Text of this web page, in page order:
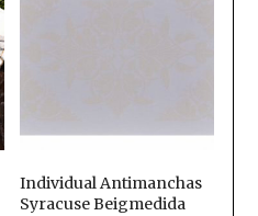
Individual Antimanchas
Syracuse Beigmedida